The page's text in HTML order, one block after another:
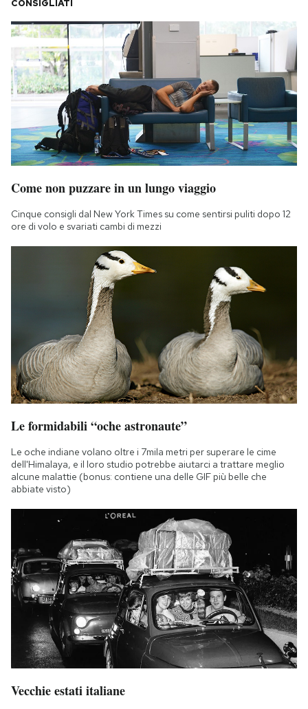
CONSIGLIATI
Come non puzzare in un lungo viaggio
Cinque consigli dal New York Times su come sentirsi puliti dopo 12
ore di volo e svariati cambi di mezzi
Le formidabili “oche astronaute”
Le oche indiane volano oltre i 7mila metri per superare le cime
dell'Himalaya, e il loro studio potrebbe aiutarci a trattare meglio
alcune malattie (bonus: contiene una delle GIF più belle che
abbiate visto)
Vecchie estati italiane